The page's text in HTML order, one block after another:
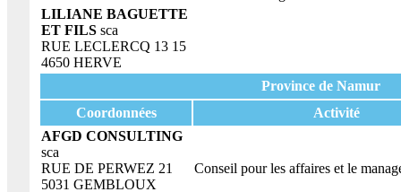
LILIANE BAGUETTE
ET FILS sca
RUE LECLERCQ 13 15
4650 HERVE
Province de Namur
Coordonnées
Activité
AFGD CONSULTING
sca
RUE DE PERWEZ 21
5031 GEMBLOUX
Conseil pour les affaires et le